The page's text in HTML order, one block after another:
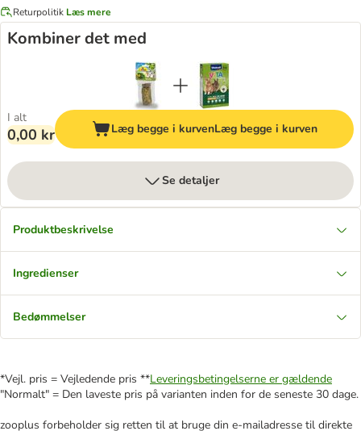
Returpolitik Læs mere
Kombiner det med
I alt
0,00 kr Læg begge i kurvenLæg begge i kurven
Se detaljer
Produktbeskrivelse
Ingredienser
Bedømmelser
*Vejl. pris = Vejledende pris **Leveringsbetingelserne er gældende
"Normalt" = Den laveste pris på varianten inden for de seneste 30 dage.
zooplus forbeholder sig retten til at bruge din e-mailadresse til direkte